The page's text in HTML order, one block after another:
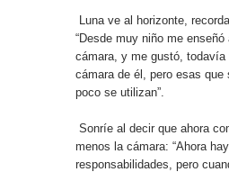
Luna ve al horizonte,
“Desde muy niño me enseñó
cámara, y me gustó, todavía
cámara de él, pero esas que
poco se utilizan”.
Sonríe al decir que ahora
menos la cámara: “Ahora
responsabilidades, pero